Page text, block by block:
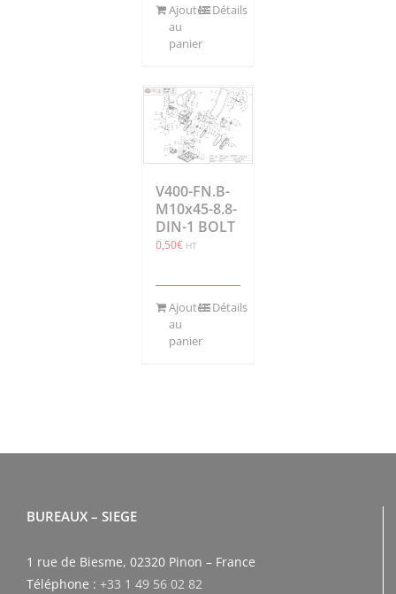
Ajouter
au
panier
Détails
V400-FN.B-
M10x45-8.8-
DIN-1 BOLT
0,50€ HT
Ajouter
au
panier
Détails
BUREAUX – SIEGE
1 rue de Biesme, 02320 Pinon – France
Téléphone : +33 1 49 56 02 82